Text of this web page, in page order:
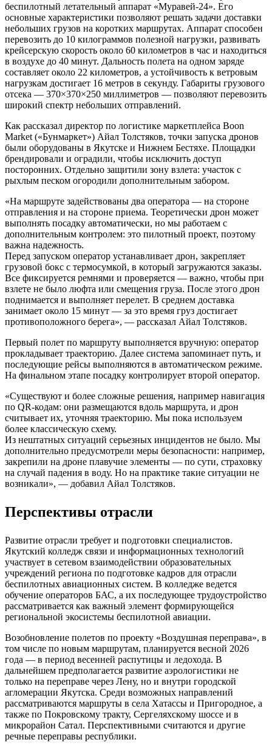
беспилотный летательный аппарат «Муравей-24». Его
основные характеристики позволяют решать задачи доставки
небольших грузов на коротких маршрутах. Аппарат способен
перевозить до 10 килограммов полезной нагрузки, развивать
крейсерскую скорость около 60 километров в час и находиться
в воздухе до 40 минут. Дальность полета на одном заряде
составляет около 22 километров, а устойчивость к ветровым
нагрузкам достигает 16 метров в секунду. Габариты грузового
отсека — 370×370×250 миллиметров — позволяют перевозить
широкий спектр небольших отправлений.
Как рассказал директор по логистике маркетплейса Boon
Market («Бунмаркет») Айал Толстяков, точки запуска дронов
были оборудованы в Якутске и Нижнем Бестяхе. Площадки
брендировали и оградили, чтобы исключить доступ
посторонних. Отдельно защитили зону взлета: участок с
рыхлым песком огородили дополнительным забором.
«На маршруте задействованы два оператора — на стороне
отправления и на стороне приема. Теоретически дрон может
выполнять посадку автоматически, но мы работаем с
дополнительным контролем: это пилотный проект, поэтому
важна надежность.
Перед запуском оператор устанавливает дрон, закрепляет
грузовой бокс с термосумкой, в который загружаются заказы.
Все фиксируется ремнями и проверяется — важно, чтобы при
взлете не было люфта или смещения груза. После этого дрон
поднимается и выполняет перелет. В среднем доставка
занимает около 15 минут — за это время груз достигает
противоположного берега», — рассказал Айал Толстяков.
Первый полет по маршруту выполняется вручную: оператор
прокладывает траекторию. Далее система запоминает путь, и
последующие рейсы выполняются в автоматическом режиме.
На финальном этапе посадку контролирует второй оператор.
«Существуют и более сложные решения, например навигация
по QR-кодам: они размещаются вдоль маршрута, и дрон
считывает их, уточняя траекторию. Мы пока используем
более классическую схему.
Из нештатных ситуаций серьезных инцидентов не было. Мы
дополнительно предусмотрели меры безопасности: например,
закрепили на дроне плавучие элементы — по сути, страховку
на случай падения в воду. Но на практике такие ситуации не
возникали», — добавил Айал Толстяков.
Перспективы отрасли
Развитие отрасли требует и подготовки специалистов.
Якутский колледж связи и информационных технологий
участвует в сетевом взаимодействии образовательных
учреждений региона по подготовке кадров для отрасли
беспилотных авиационных систем. В колледже ведется
обучение операторов БАС, а их последующее трудоустройство
рассматривается как важный элемент формирующейся
региональной экосистемы беспилотной авиации.
Возобновление полетов по проекту «Воздушная переправа», в
том числе по новым маршрутам, планируется весной 2026
года — в период весенней распутицы и ледохода. В
дальнейшем предполагается развитие аэрологистики не
только на переправе через Лену, но и внутри городской
агломерации Якутска. Среди возможных направлений
рассматриваются маршруты в села Хатассы и Пригородное, а
также по Покровскому тракту, Сергеляхскому шоссе и в
микрорайон Сатал. Перспективными считаются и другие
речные переправы республики.